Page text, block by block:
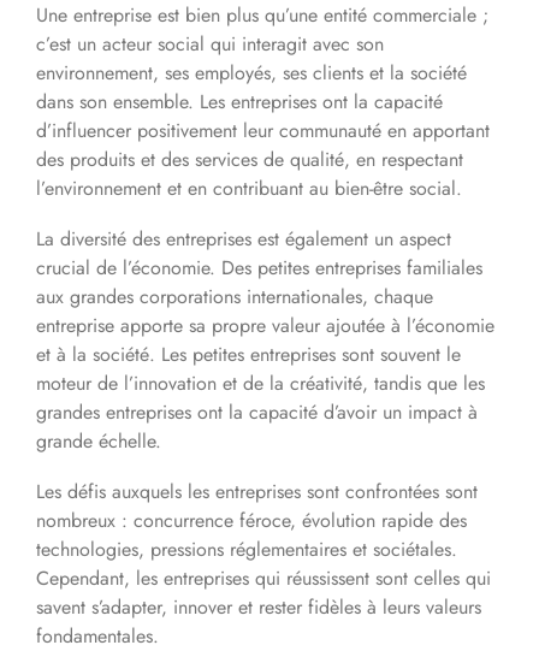
Une entreprise est bien plus qu’une entité commerciale ;
c’est un acteur social qui interagit avec son
environnement, ses employés, ses clients et la société
dans son ensemble. Les entreprises ont la capacité
d’influencer positivement leur communauté en apportant
des produits et des services de qualité, en respectant
l’environnement et en contribuant au bien-être social.
La diversité des entreprises est également un aspect
crucial de l’économie. Des petites entreprises familiales
aux grandes corporations internationales, chaque
entreprise apporte sa propre valeur ajoutée à l’économie
et à la société. Les petites entreprises sont souvent le
moteur de l’innovation et de la créativité, tandis que les
grandes entreprises ont la capacité d’avoir un impact à
grande échelle.
Les défis auxquels les entreprises sont confrontées sont
nombreux : concurrence féroce, évolution rapide des
technologies, pressions réglementaires et sociétales.
Cependant, les entreprises qui réussissent sont celles qui
savent s’adapter, innover et rester fidèles à leurs valeurs
fondamentales.